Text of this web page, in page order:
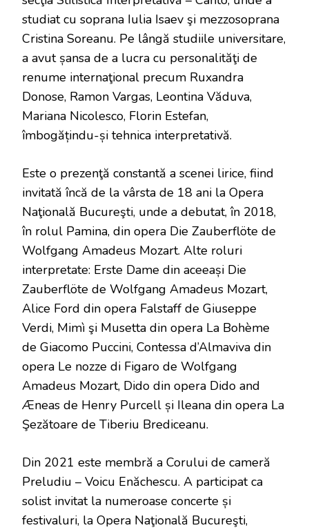
studiat cu soprana Iulia Isaev şi mezzosoprana
Cristina Soreanu. Pe lângă studiile universitare,
a avut șansa de a lucra cu personalităţi de
renume internaţional precum Ruxandra
Donose, Ramon Vargas, Leontina Văduva,
Mariana Nicolesco, Florin Estefan,
îmbogățindu-și tehnica interpretativă.
Este o prezenţă constantă a scenei lirice, fiind
invitată încă de la vârsta de 18 ani la Opera
Naţională Bucureşti, unde a debutat, în 2018,
în rolul Pamina, din opera Die Zauberflöte de
Wolfgang Amadeus Mozart. Alte roluri
interpretate: Erste Dame din aceeași Die
Zauberflöte de Wolfgang Amadeus Mozart,
Alice Ford din opera Falstaff de Giuseppe
Verdi, Mimì şi Musetta din opera La Bohème
de Giacomo Puccini, Contessa d’Almaviva din
opera Le nozze di Figaro de Wolfgang
Amadeus Mozart, Dido din opera Dido and
Æneas de Henry Purcell și Ileana din opera La
Şezătoare de Tiberiu Brediceanu.
Din 2021 este membră a Corului de cameră
Preludiu – Voicu Enăchescu. A participat ca
solist invitat la numeroase concerte și
festivaluri, la Opera Naţională Bucureşti,